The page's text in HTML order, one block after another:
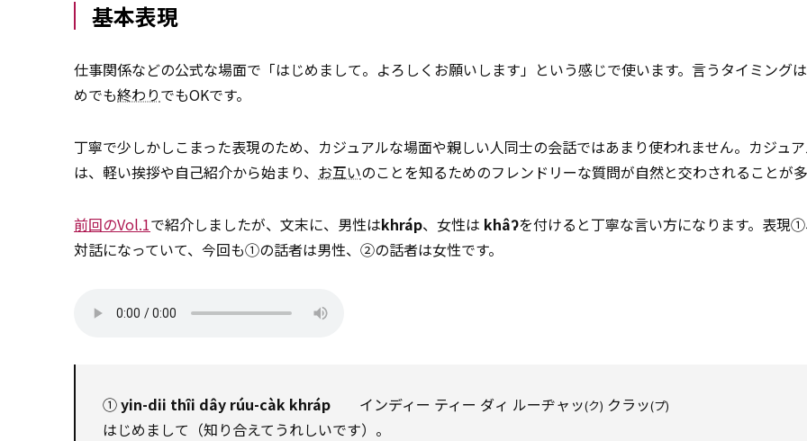
基本表現
仕事関係などの公式な場面で「はじめまして。よろしくお願いします」という感じで使います。言うタイミング
めでも終わりでもOKです。
丁寧で少しかしこまった表現のため、カジュアルな場面や親しい人同士の会話ではあまり使われません。カジュ
は、軽い挨拶や自己紹介から始まり、 お互いのことを知るためのフレンドリーな質問が自然と交わされることが多
前回のVol.1で紹介しましたが、文末に、男性はkhráp、女性は khâʔを付けると丁寧な言い方になります。表現
対話になっていて、今回も①の話者は男性、②の話者は女性です。
①yin-dii thîi dây rúu-càk khráp インディー ティー ダィ ルーヂャッ(ク) クラッ(プ)
はじめまして（知り合えてうれしいです）。